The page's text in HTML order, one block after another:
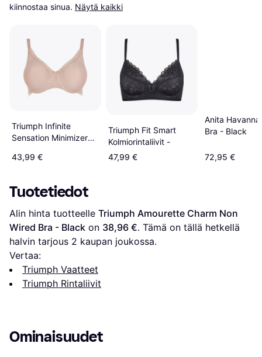
kiinnostaa sinua. Näytä kaikki
Triumph Infinite
Sensation Minimizer
43,99 €
Triumph Fit Smart
Kolmiorintaliivit -
47,99 €
Anita Havanna
Bra - Black
72,95 €
Tuotetiedot
Alin hinta tuotteelle Triumph Amourette Charm Non
Wired Bra - Black on 38,96 €. Tämä on tällä hetkellä
halvin tarjous 2 kaupan joukossa.
Vertaa:
Triumph Vaatteet
Triumph Rintaliivit
Ominaisuudet